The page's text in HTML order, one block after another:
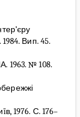
Вип. 45.
1963. № 108.
1976. С. 176–